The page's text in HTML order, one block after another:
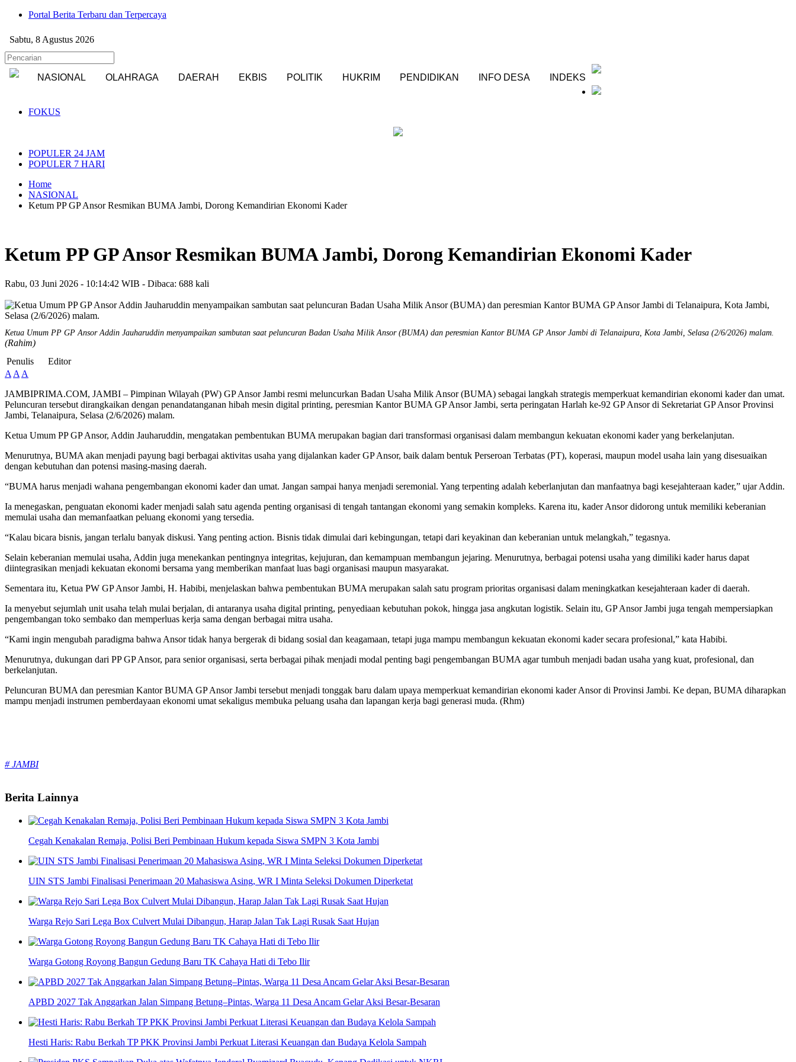
Portal Berita Terbaru dan Terpercaya
Sabtu, 8 Agustus 2026
NASIONAL OLAHRAGA DAERAH EKBIS POLITIK HUKRIM PENDIDIKAN INFO DESA INDEKS
FOKUS
POPULER 24 JAM
POPULER 7 HARI
Home
NASIONAL
Ketum PP GP Ansor Resmikan BUMA Jambi, Dorong Kemandirian Ekonomi Kader
Ketum PP GP Ansor Resmikan BUMA Jambi, Dorong Kemandirian Ekonomi Kader
Rabu, 03 Juni 2026 - 10:14:42 WIB - Dibaca: 688 kali
Ketua Umum PP GP Ansor Addin Jauharuddin menyampaikan sambutan saat peluncuran Badan Usaha Milik Ansor (BUMA) dan peresmian Kantor BUMA GP Ansor Jambi di Telanaipura, Kota Jambi, Selasa (2/6/2026) malam.
(Rahim)
Penulis
Editor
A A A
JAMBIPRIMA.COM, JAMBI – Pimpinan Wilayah (PW) GP Ansor Jambi resmi meluncurkan Badan Usaha Milik Ansor (BUMA) sebagai langkah strategis memperkuat kemandirian ekonomi kader dan umat.
Peluncuran tersebut dirangkaikan dengan penandatanganan hibah mesin digital printing, peresmian Kantor BUMA GP Ansor Jambi, serta peringatan Harlah ke-92 GP Ansor di Sekretariat GP Ansor Provinsi
Jambi, Telanaipura, Selasa (2/6/2026) malam.
Ketua Umum PP GP Ansor, Addin Jauharuddin, mengatakan pembentukan BUMA merupakan bagian dari transformasi organisasi dalam membangun kekuatan ekonomi kader yang berkelanjutan.
Menurutnya, BUMA akan menjadi payung bagi berbagai aktivitas usaha yang dijalankan kader GP Ansor, baik dalam bentuk Perseroan Terbatas (PT), koperasi, maupun model usaha lain yang disesuaikan
dengan kebutuhan dan potensi masing-masing daerah.
“BUMA harus menjadi wahana pengembangan ekonomi kader dan umat. Jangan sampai hanya menjadi seremonial. Yang terpenting adalah keberlanjutan dan manfaatnya bagi kesejahteraan kader,” ujar Addin.
Ia menegaskan, penguatan ekonomi kader menjadi salah satu agenda penting organisasi di tengah tantangan ekonomi yang semakin kompleks. Karena itu, kader Ansor didorong untuk memiliki keberanian
memulai usaha dan memanfaatkan peluang ekonomi yang tersedia.
“Kalau bicara bisnis, jangan terlalu banyak diskusi. Yang penting action. Bisnis tidak dimulai dari kebingungan, tetapi dari keyakinan dan keberanian untuk melangkah,” tegasnya.
Selain keberanian memulai usaha, Addin juga menekankan pentingnya integritas, kejujuran, dan kemampuan membangun jejaring. Menurutnya, berbagai potensi usaha yang dimiliki kader harus dapat
diintegrasikan menjadi kekuatan ekonomi bersama yang memberikan manfaat luas bagi organisasi maupun masyarakat.
Sementara itu, Ketua PW GP Ansor Jambi, H. Habibi, menjelaskan bahwa pembentukan BUMA merupakan salah satu program prioritas organisasi dalam meningkatkan kesejahteraan kader di daerah.
Ia menyebut sejumlah unit usaha telah mulai berjalan, di antaranya usaha digital printing, penyediaan kebutuhan pokok, hingga jasa angkutan logistik. Selain itu, GP Ansor Jambi juga tengah mempersiapkan
pengembangan toko sembako dan memperluas kerja sama dengan berbagai mitra usaha.
“Kami ingin mengubah paradigma bahwa Ansor tidak hanya bergerak di bidang sosial dan keagamaan, tetapi juga mampu membangun kekuatan ekonomi kader secara profesional,” kata Habibi.
Menurutnya, dukungan dari PP GP Ansor, para senior organisasi, serta berbagai pihak menjadi modal penting bagi pengembangan BUMA agar tumbuh menjadi badan usaha yang kuat, profesional, dan
berkelanjutan.
Peluncuran BUMA dan peresmian Kantor BUMA GP Ansor Jambi tersebut menjadi tonggak baru dalam upaya memperkuat kemandirian ekonomi kader Ansor di Provinsi Jambi. Ke depan, BUMA diharapkan
mampu menjadi instrumen pemberdayaan ekonomi umat sekaligus membuka peluang usaha dan lapangan kerja bagi generasi muda. (Rhm)
# JAMBI
Berita Lainnya
Cegah Kenakalan Remaja, Polisi Beri Pembinaan Hukum kepada Siswa SMPN 3 Kota Jambi
UIN STS Jambi Finalisasi Penerimaan 20 Mahasiswa Asing, WR I Minta Seleksi Dokumen Diperketat
Warga Rejo Sari Lega Box Culvert Mulai Dibangun, Harap Jalan Tak Lagi Rusak Saat Hujan
Warga Gotong Royong Bangun Gedung Baru TK Cahaya Hati di Tebo Ilir
APBD 2027 Tak Anggarkan Jalan Simpang Betung–Pintas, Warga 11 Desa Ancam Gelar Aksi Besar-Besaran
Hesti Haris: Rabu Berkah TP PKK Provinsi Jambi Perkuat Literasi Keuangan dan Budaya Kelola Sampah